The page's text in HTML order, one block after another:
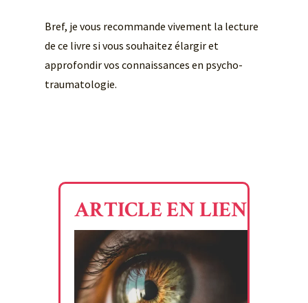
Bref, je vous recommande vivement la lecture
de ce livre si vous souhaitez élargir et
approfondir vos connaissances en psycho-
traumatologie.
ARTICLE EN LIEN